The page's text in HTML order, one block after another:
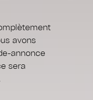
avons
annonce
sera